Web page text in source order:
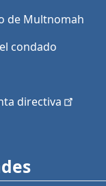
de Multnomah
condado
directiva